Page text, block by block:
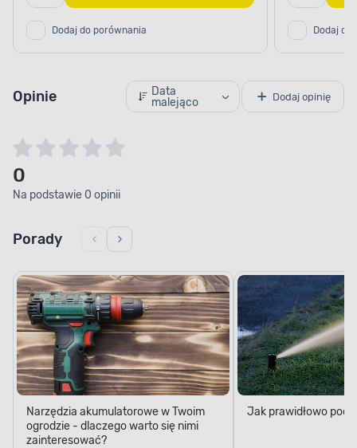
Dodaj do porównania Dodaj do
Opinie
Data
malejąco
Dodaj opinię
0
Na podstawie 0 opinii
Porady
Narzędzia akumulatorowe w Twoim
ogrodzie - dlaczego warto się nimi
zainteresować?
Jak prawidłowo